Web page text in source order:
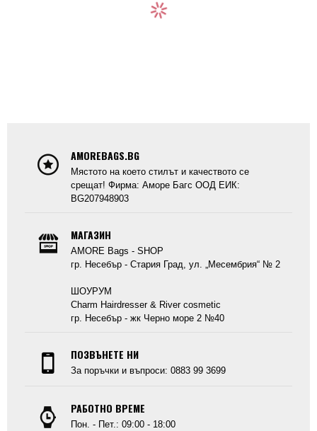
AMOREBAGS.BG
Мястото на което стилът и качеството се
срещат! Фирма: Аморе Багс ООД ЕИК:
BG207948903
МАГАЗИН
AMORE Bags - SHOP
гр. Несебър - Стария Град, ул. „Месембрия“ № 2
ШОУРУМ
Charm Hairdresser & River cosmetic
гр. Несебър - жк Черно море 2 №40
ПОЗВЪНЕТЕ НИ
За поръчки и въпроси: 0883 99 3699
РАБОТНО ВРЕМЕ
Пон. - Пет.: 09:00 - 18:00